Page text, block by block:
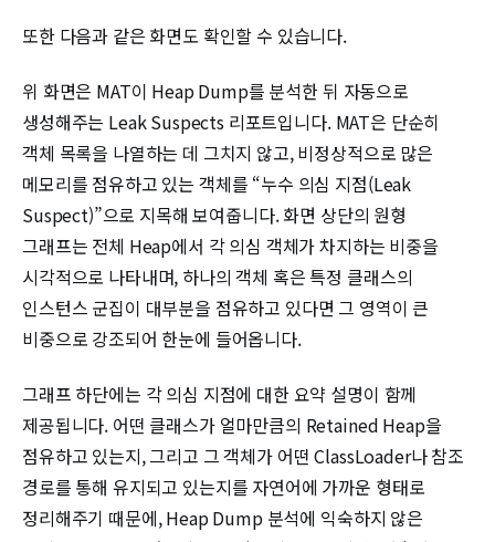
또한 다음과 같은 화면도 확인할 수 있습니다.
위 화면은 MAT이 Heap Dump를 분석한 뒤 자동으로
생성해주는 Leak Suspects 리포트입니다. MAT은 단순히
객체 목록을 나열하는 데 그치지 않고, 비정상적으로 많은
메모리를 점유하고 있는 객체를 “누수 의심 지점(Leak
Suspect)”으로 지목해 보여줍니다. 화면 상단의 원형
그래프는 전체 Heap에서 각 의심 객체가 차지하는 비중을
시각적으로 나타내며, 하나의 객체 혹은 특정 클래스의
인스턴스 군집이 대부분을 점유하고 있다면 그 영역이 큰
비중으로 강조되어 한눈에 들어옵니다.
그래프 하단에는 각 의심 지점에 대한 요약 설명이 함께
제공됩니다. 어떤 클래스가 얼마만큼의 Retained Heap을
점유하고 있는지, 그리고 그 객체가 어떤 ClassLoader나 참조
경로를 통해 유지되고 있는지를 자연어에 가까운 형태로
정리해주기 때문에, Heap Dump 분석에 익숙하지 않은